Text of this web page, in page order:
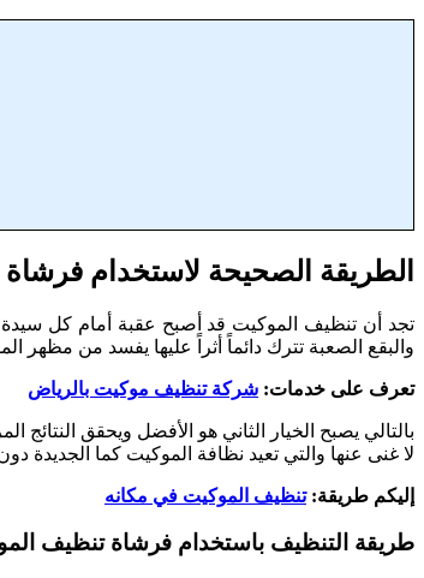
الطريقة الصحيحة لاستخدام
تجد أن تنظيف الموكيت قد أصبح عقبة أمام كل سيدة
والبقع الصعبة تترك دائماً أثراً عليها يفسد من مظهر
تعرف على خدمات: شركة تنظيف موكيت بالرياض
بالتالي يصبح الخيار الثاني هو الأفضل ويحقق
لا غنى عنها والتي تعيد نظافة الموكيت كما الجديدة
إليكم طريقة:تنظيف الموكيت في مكانه
طريقة التنظيف باستخدام فرشاة تنظيف